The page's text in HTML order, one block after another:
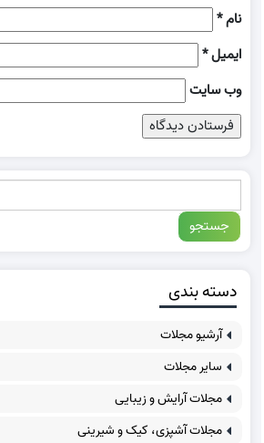
نام*
ایمیل*
وب‌ سایت
دسته بندی
آرشیو مجلات
سایر مجلات
مجلات آرایش و زیبایی
مجلات آشپزی، کیک و شیرینی